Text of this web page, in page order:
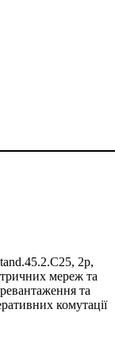
2р,
мереж та
та
комутації